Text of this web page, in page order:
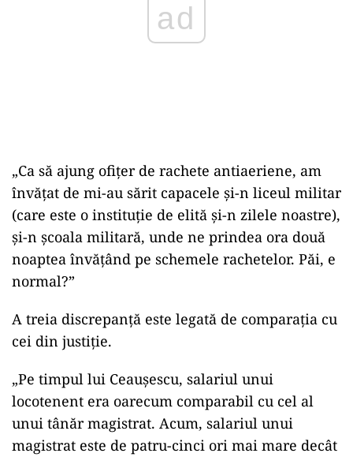
ad
„Ca să ajung ofițer de rachete antiaeriene, am
învățat de mi-au sărit capacele și-n liceul militar
(care este o instituție de elită și-n zilele noastre),
și-n școala militară, unde ne prindea ora două
noaptea învățând pe schemele rachetelor. Păi, e
normal?”
A treia discrepanță este legată de comparația cu
cei din justiție.
„Pe timpul lui Ceaușescu, salariul unui
locotenent era oarecum comparabil cu cel al
unui tânăr magistrat. Acum, salariul unui
magistrat este de patru-cinci ori mai mare decât